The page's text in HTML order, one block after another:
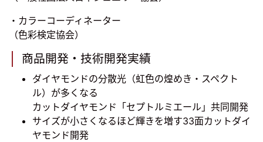
・カラーコーディネーター
（色彩検定協会）
商品開発・技術開発実績
ダイヤモンドの分散光（虹色の煌めき・スペクト
ル）が多くなる
カットダイヤモンド「セプトルミエール」共同開発
サイズが小さくなるほど輝きを増す33面カットダイ
ヤモンド開発